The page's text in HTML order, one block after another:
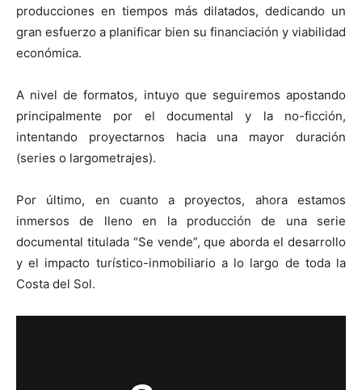
producciones en tiempos más dilatados, dedicando un
gran esfuerzo a planificar bien su financiación y viabilidad
económica.
A nivel de formatos, intuyo que seguiremos apostando
principalmente por el documental y la no-ficción,
intentando proyectarnos hacia una mayor duración
(series o largometrajes).
Por último, en cuanto a proyectos, ahora estamos
inmersos de lleno en la producción de una serie
documental titulada “Se vende”, que aborda el desarrollo
y el impacto turístico-inmobiliario a lo largo de toda la
Costa del Sol.